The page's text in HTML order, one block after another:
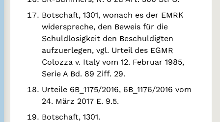
Botschaft, 1301, wonach es der EMRK
widerspreche, den Beweis für die
Schuldlosigkeit den Beschuldigten
aufzuerlegen, vgl. Urteil des EGMR
Colozza v. Italy vom 12. Februar 1985,
Serie A Bd. 89 Ziff. 29.
Urteile 6B_1175/2016, 6B_1176/2016 vom
24. März 2017 E. 9.5.
Botschaft, 1301.